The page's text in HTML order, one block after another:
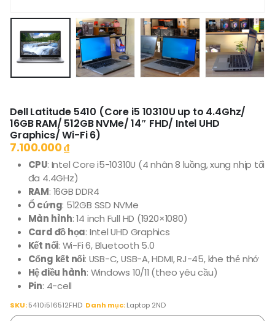
Dell Latitude 5410 (Core i5 10310U up to 4.4Ghz/
16GB RAM/ 512GB NVMe/ 14″ FHD/ Intel UHD
Graphics/ Wi-Fi 6)
7.100.000₫
CPU: Intel Core i5-10310U (4 nhân 8 luồng, xung nhịp tối
đa 4.4GHz)
RAM: 16GB DDR4
Ổ cứng: 512GB SSD NVMe
Màn hình: 14 inch Full HD (1920×1080)
Card đồ họa: Intel UHD Graphics
Kết nối: Wi-Fi 6, Bluetooth 5.0
Cổng kết nối: USB-C, USB-A, HDMI, RJ-45, khe thẻ nhớ
Hệ điều hành: Windows 10/11 (theo yêu cầu)
Pin: 4-cell
SKU:5410i516512FHD Danh mục:Laptop 2ND